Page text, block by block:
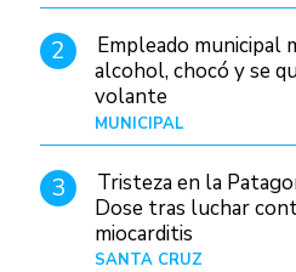
2
Empleado municipal
alcohol, chocó y se
volante
MUNICIPAL
3
Tristeza en la
Dose tras luchar
miocarditis
SANTA CRUZ